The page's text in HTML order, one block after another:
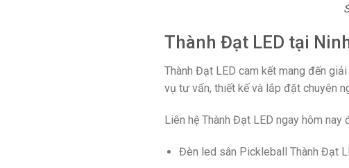
Thành Đạt LED tại
Thành Đạt LED cam kết mang đến
vụ tư vấn, thiết kế và lắp đặt chuyên
Liên hệ Thành Đạt LED ngay hôm
Đèn led sân Pickleball Thành Đạt